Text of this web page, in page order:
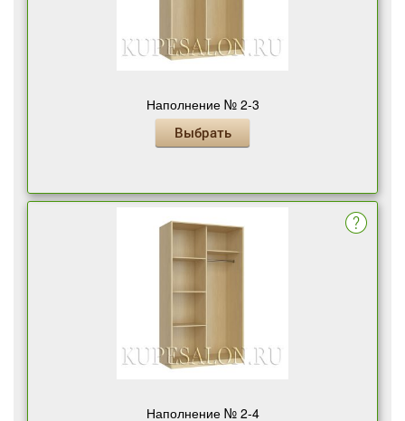
Наполнение № 2-3
Выбрать
Наполнение № 2-4